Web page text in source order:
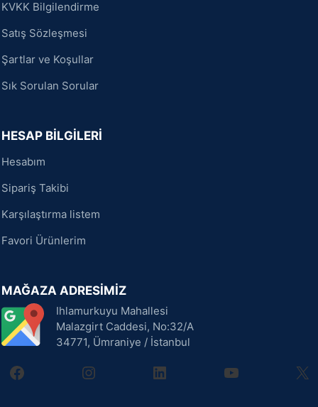
KVKK Bilgilendirme
Satış Sözleşmesi
Şartlar ve Koşullar
Sık Sorulan Sorular
HESAP BİLGİLERİ
Hesabım
Sipariş Takibi
Karşılaştırma listem
Favori Ürünlerim
MAĞAZA ADRESİMİZ
Ihlamurkuyu Mahallesi
Malazgirt Caddesi, No:32/A
34771, Ümraniye / İstanbul
facebookinstagramlinkedin youtube X